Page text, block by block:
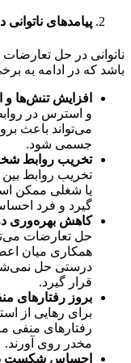
پیامدهای
ناتوانی در حل
باشد که در ادامه به
افزایش تنش‌ها
و استرس در
می‌تواند باعث
جسمی شود.
تخریب روابط
تخریب روابط
یا شغلی ممکن
گیرد و فرد
کاهش بهره‌وری
حل تعارضات
همکاری میان
درستی حل
قرار گیرد.
بروز رفتارهای
برای رهایی از
رفتارهای منفی
مخدر روی آورند.
احساس شکست